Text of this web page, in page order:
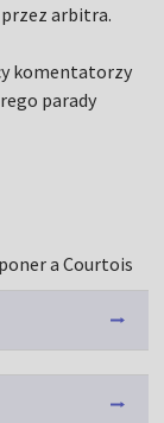
arbitra.
komentatorzy
parady
a Courtois